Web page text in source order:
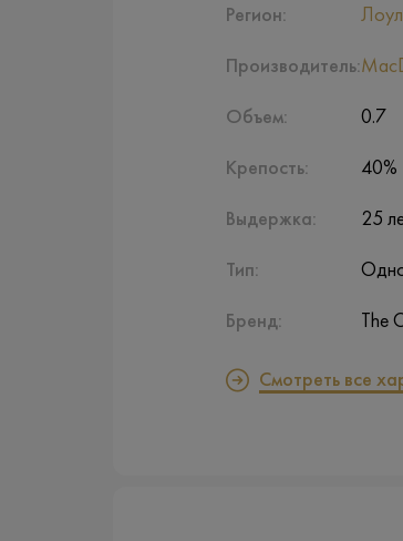
Регион:
Производитель:
Объем:
Крепость:
Выдержка:
Тип:
Бренд:
0.7
40%
25
The
Смотреть все